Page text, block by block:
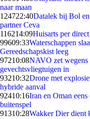
naar maan
124722:40Datalek bij Bol
partner Ceva
116214:09Huisarts per
99609:33Waterschappen
Gereedschapskist leeg
97210:08NAVO zet wegens
gevechtsvliegtuigen in
93210:32Drone met
hybride aanval
92410:16Iran en Oman
buitenspel
91310:28Wakker Dier dient